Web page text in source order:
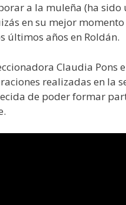
a la muleña (ha
en su mejor
últimos años en Roldán.
Claudia Pons
realizadas en la
de poder formar